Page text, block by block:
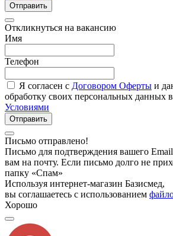
Отправить
Откликнуться на вакансию
Имя
Телефон
Я согласен с Договором Оферты и
обработку своих персональных данных
Условиями
Отправить
Письмо отправлено!
Письмо для подтверждения вашего
вам на почту. Если письмо долго не
папку «Спам»
Используя интернет-магазин Базисмед,
вы соглашаетесь с использованием
Хорошо